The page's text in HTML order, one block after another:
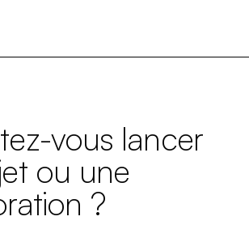
vous lancer
ou une
?